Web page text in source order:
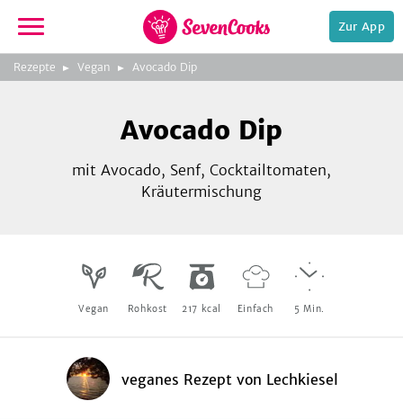
zur
Startseite
Zur App
Rezepte Vegan Avocado Dip
Avocado Dip
mit Avocado, Senf, Cocktailtomaten,
Kräutermischung
Vegan Rohkost 217 kcal Einfach 5 Min.
veganes Rezeptvon Lechkiesel